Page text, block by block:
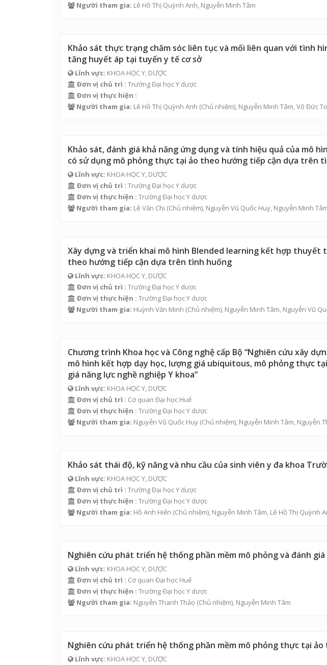
Người tham gia: Lê Hồ Thị Quỳnh Anh, Nguyễn Minh Tâm
Khảo sát thực trạng chăm sóc liên tục và mối liên quan với tình
tăng huyết áp tại tuyến y tế cơ sở
Lĩnh vực: KHOA HỌC Y, DƯỢC
Đơn vị chủ trì : Trường Đại học Y dược
Đơn vị thực hiện :
Người tham gia: Lê Hồ Thị Quỳnh Anh (Chủ nhiệm), Nguyễn Minh Tâm,Võ Đức
Khảo sát, đánh giá khả năng ứng dụng và tính hiệu quả của
có sử dụng mô phỏng thực tại ảo theo hướng tiếp cận dựa trên
Lĩnh vực: KHOA HỌC Y, DƯỢC
Đơn vị chủ trì : Trường Đại học Y dược
Đơn vị thực hiện : Trường Đại học Y dược
Người tham gia: Lê Văn Chi (Chủ nhiệm), Nguyễn Vũ Quốc Huy, Nguyễn Minh
Xây dựng và triển khai mô hình Blended learning kết hợp
theo hướng tiếp cận dựa trên tình huống
Lĩnh vực: KHOA HỌC Y, DƯỢC
Đơn vị chủ trì : Trường Đại học Y dược
Đơn vị thực hiện : Trường Đại học Y dược
Người tham gia: Huỳnh Văn Minh (Chủ nhiệm), Nguyễn Minh Tâm, Nguyễn Vũ
Chương trình Khoa học và Công nghệ cấp Bộ “Nghiên cứu xây
mô hình kết hợp dạy học, lượng giá ubiquitous, mô phỏng thực
giá năng lực nghề nghiệp Y khoa”
Lĩnh vực: KHOA HỌC Y, DƯỢC
Đơn vị chủ trì : Cơ quan Đại học Huế
Đơn vị thực hiện : Trường Đại học Y dược
Người tham gia: Nguyễn Vũ Quốc Huy (Chủ nhiệm), Nguyễn Minh Tâm, Nguyễn
Khảo sát thái độ, kỹ năng và nhu cầu của sinh viên y đa khoa
Lĩnh vực: KHOA HỌC Y, DƯỢC
Đơn vị chủ trì : Trường Đại học Y dược
Đơn vị thực hiện : Trường Đại học Y dược
Người tham gia: Hồ Anh Hiến (Chủ nhiệm), Nguyễn Minh Tâm, Lê Hồ Thị Quỳnh
Nghiên cứu phát triển hệ thống phần mềm mô phỏng và đánh
Lĩnh vực: KHOA HỌC Y, DƯỢC
Đơn vị chủ trì : Cơ quan Đại học Huế
Đơn vị thực hiện : Trường Đại học Y dược
Người tham gia: Nguyễn Thanh Thảo (Chủ nhiệm), Nguyễn Minh Tâm
Nghiên cứu phát triển hệ thống phần mềm mô phỏng thực tại
Lĩnh vực: KHOA HỌC Y, DƯỢC